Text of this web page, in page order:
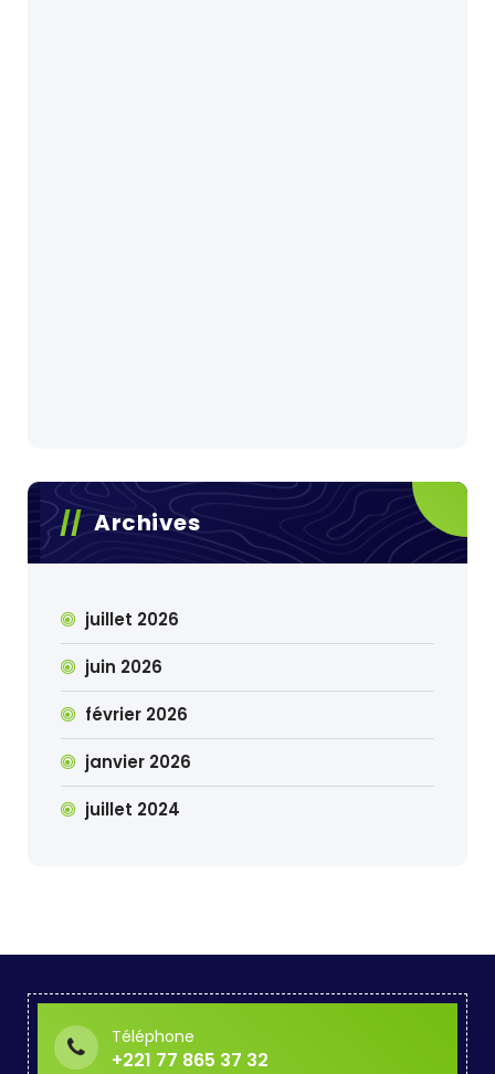
Archives
juillet 2026
juin 2026
février 2026
janvier 2026
juillet 2024
Téléphone
+221 77 865 37 32